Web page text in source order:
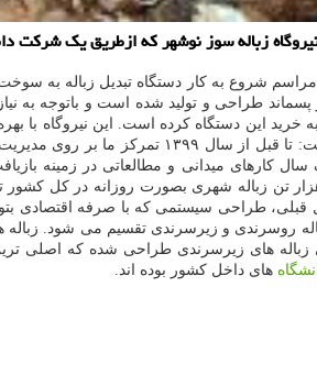
طراحی و تولید شده است و باتوجه به
و تولید ۳ مگاوات برق) مبادرت به خرید این دستگاه
نجفی زنگنه، مدیرعامل و عضو هیات
کارهای میدانی و مطالعاتی در زمینه
طراحی سیستمی که با صرفه اقتصادی
روسرندی و زیرسرندی تقسیم می شود. زباله
ما برای زباله های زیرسرندی طراحی شده
های داخل کشور بوده اند.